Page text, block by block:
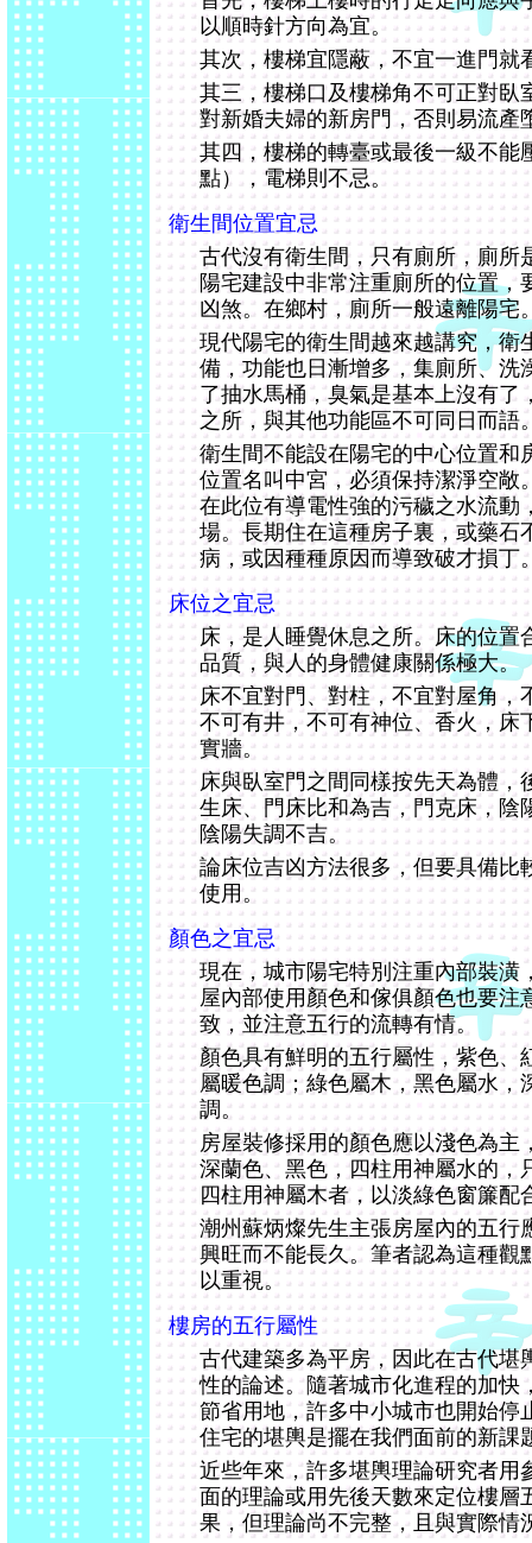
以順時針方向為宜。
其次，樓梯宜隱蔽，不宜一進門就
其三，樓梯口及樓梯角不可正對臥
對新婚夫婦的新房門，否則易流產
其四，樓梯的轉臺或最後一級不能
點），電梯則不忌。
衛生間位置宜忌
古代沒有衛生間，只有廁所，廁所
陽宅建設中非常注重廁所的位置，
凶煞。在鄉村，廁所一般遠離陽宅
現代陽宅的衛生間越來越講究，衛
備，功能也日漸增多，集廁所、洗
了抽水馬桶，臭氣是基本上沒有了
之所，與其他功能區不可同日而語
衛生間不能設在陽宅的中心位置和
位置名叫中宮，必須保持潔淨空敞
在此位有導電性強的污穢之水流動
場。長期住在這種房子裏，或藥石
病，或因種種原因而導致破才損丁
床位之宜忌
床，是人睡覺休息之所。床的位置
品質，與人的身體健康關係極大。
床不宜對門、對柱，不宜對屋角，
不可有井，不可有神位、香火，床
實牆。
床與臥室門之間同樣按先天為體，
生床、門床比和為吉，門克床，陰
陰陽失調不吉。
論床位吉凶方法很多，但要具備比
使用。
顏色之宜忌
現在，城市陽宅特別注重內部裝潢
屋內部使用顏色和傢俱顏色也要注
致，並注意五行的流轉有情。
顏色具有鮮明的五行屬性，紫色、
屬暖色調；綠色屬木，黑色屬水，
調。
房屋裝修採用的顏色應以淺色為主
深蘭色、黑色，四柱用神屬水的，
四柱用神屬木者，以淡綠色窗簾配
潮州蘇炳燦先生主張房屋內的五行
興旺而不能長久。筆者認為這種觀
以重視。
樓房的五行屬性
古代建築多為平房，因此在古代堪
性的論述。隨著城市化進程的加快
節省用地，許多中小城市也開始停
住宅的堪輿是擺在我們面前的新課
近些年來，許多堪輿理論研究者用
面的理論或用先後天數來定位樓層
果，但理論尚不完整，且與實際情